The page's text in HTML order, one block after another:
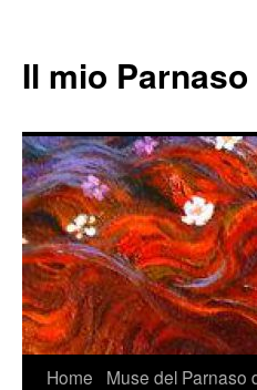
Il mio Parnaso
VaiHome
Muse del Parnaso